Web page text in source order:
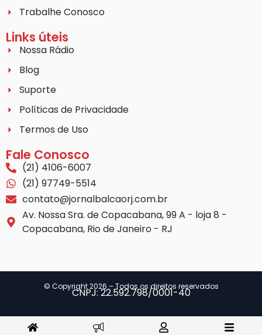
Trabalhe Conosco
Links úteis
Nossa Rádio
Blog
Suporte
Políticas de Privacidade
Termos de Uso
Fale Conosco
(21) 4106-6007
(21) 97749-5514
contato@jornalbalcaorj.com.br
Av. Nossa Sra. de Copacabana, 99 A - loja 8 -
Copacabana, Rio de Janeiro - RJ
© Copyright 2026 – Todos os direitos reservados
CNPJ: 22.592.798/0001-40